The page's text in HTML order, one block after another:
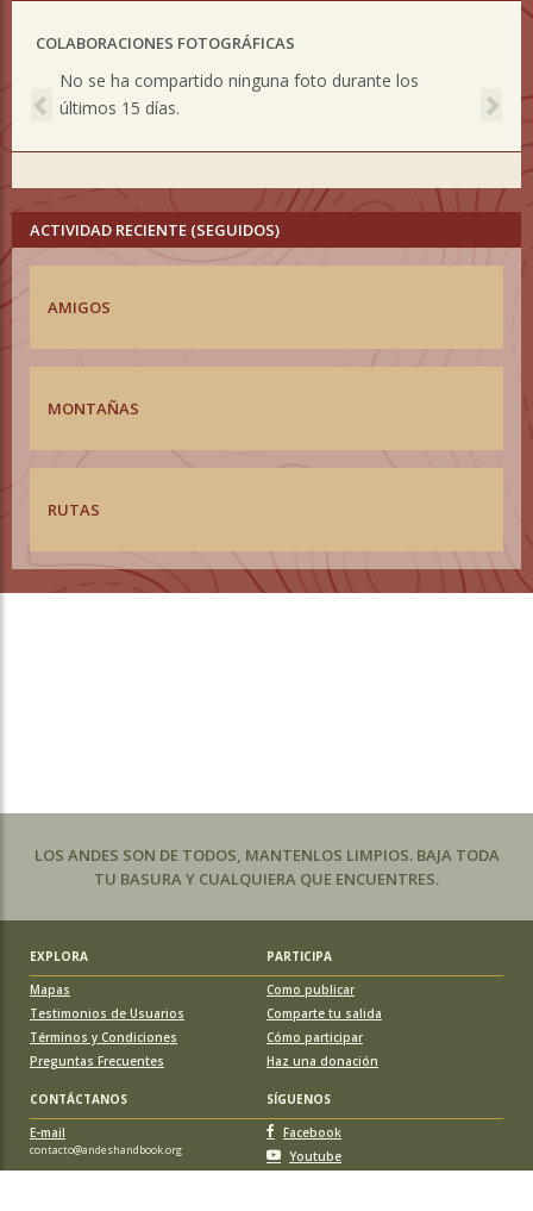
COLABORACIONES FOTOGRÁFICAS
No se ha compartido ninguna foto durante los
últimos 15 días.
Previous
ACTIVIDAD RECIENTE (SEGUIDOS)
AMIGOS
MONTAÑAS
RUTAS
LOS ANDES SON DE TODOS, MANTENLOS LIMPIOS. BAJA TODA
TU BASURA Y CUALQUIERA QUE ENCUENTRES.
EXPLORA
PARTICIPA
Mapas
Testimonios de Usuarios
Términos y Condiciones
Preguntas Frecuentes
Como publicar
Comparte tu salida
Cómo participar
Haz una donación
CONTÁCTANOS
SÍGUENOS
E-mail
contacto@andeshandbook.org
Facebook
Youtube